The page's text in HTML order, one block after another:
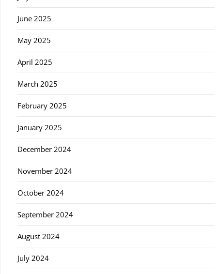
June 2025
May 2025
April 2025
March 2025
February 2025
January 2025
December 2024
November 2024
October 2024
September 2024
August 2024
July 2024